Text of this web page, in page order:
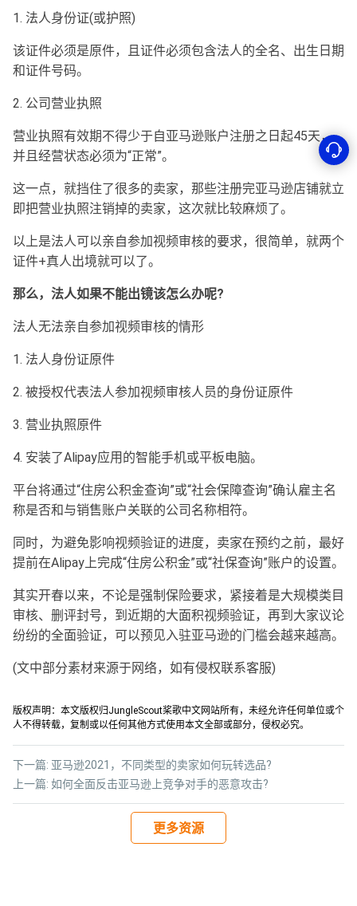
1. 法人身份证(或护照)
该证件必须是原件，且证件必须包含法人的全名、出生日期
和证件号码。
2. 公司营业执照
营业执照有效期不得少于自亚马逊账户注册之日起45天，
并且经营状态必须为“正常”。
这一点，就挡住了很多的卖家，那些注册完亚马逊店铺就立
即把营业执照注销掉的卖家，这次就比较麻烦了。
以上是法人可以亲自参加视频审核的要求，很简单，就两个
证件+真人出境就可以了。
那么，法人如果不能出镜该怎么办呢?
法人无法亲自参加视频审核的情形
1. 法人身份证原件
2. 被授权代表法人参加视频审核人员的身份证原件
3. 营业执照原件
4. 安装了Alipay应用的智能手机或平板电脑。
平台将通过“住房公积金查询”或“社会保障查询”确认雇主名
称是否和与销售账户关联的公司名称相符。
同时，为避免影响视频验证的进度，卖家在预约之前，最好
提前在Alipay上完成“住房公积金”或“社保查询”账户的设置。
其实开春以来，不论是强制保险要求，紧接着是大规模类目
审核、删评封号，到近期的大面积视频验证，再到大家议论
纷纷的全面验证，可以预见入驻亚马逊的门槛会越来越高。
(文中部分素材来源于网络，如有侵权联系客服)
版权声明：本文版权归JungleScout桨歌中文网站所有，未经允许任何单位或个
人不得转载，复制或以任何其他方式使用本文全部或部分，侵权必究。
上一篇: 如何全面反击亚马逊上竞争对手的恶意攻击?
下一篇: 亚马逊2021，不同类型的卖家如何玩转选品?
更多资源